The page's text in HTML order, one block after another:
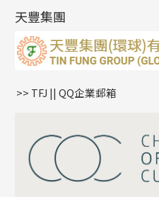
雙十字鏈系列
水波鏈系列
蛇骨鏈系列
鏈尾系列
嘴唇鏈系列
S車花鏈系列
珍珠鏈系列
坦克鏈系列
滿天星鏈系列
耳環扣系列
耳綫/耳鈎系列
耳環爪頭
耳環
字母吊墜
相盒吊墜
項鏈吊墜
生肖吊墜
星座吊墜
珠扣
天豐集團
>> TFJ || QQ企業郵箱